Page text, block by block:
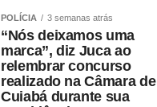
POLÍCIA 3 semanas atrás
“Nós deixamos uma
marca”, diz Juca ao
relembrar concurso
realizado na Câmara de
Cuiabá durante sua